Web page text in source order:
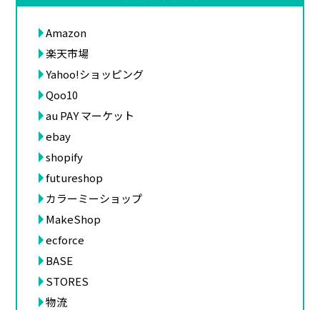
Amazon
楽天市場
Yahoo!ショッピング
Qoo10
au PAY マーケット
ebay
shopify
futureshop
カラーミーショップ
MakeShop
ecforce
BASE
STORES
物流